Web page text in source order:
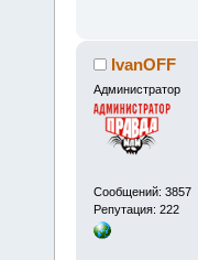
IvanOFF
Администратор
Сообщений: 3857
Репутация: 222